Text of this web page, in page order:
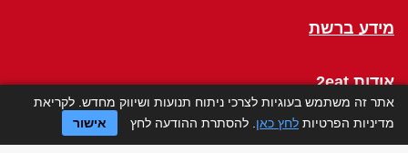
מידע ברשת
אודות 2eat
Click a Table
אתר זה משתמש בעוגיות לצרכי ניתוח תנועות ושיווק מחדש. לקריאת
מדיניות הפרטיות לחץ כאן . להסתרת ההודעה לחץ אישור